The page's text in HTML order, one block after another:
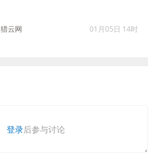
猎云网 01月05日 14时
登录后参与讨论